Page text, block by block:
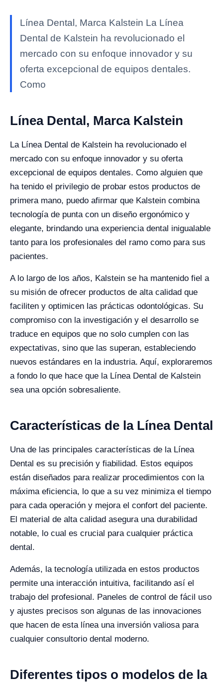
Línea Dental, Marca Kalstein La Línea
Dental de Kalstein ha revolucionado el
mercado con su enfoque innovador y su
oferta excepcional de equipos dentales.
Como
Línea Dental, Marca Kalstein
La Línea Dental de Kalstein ha revolucionado el
mercado con su enfoque innovador y su oferta
excepcional de equipos dentales. Como alguien que
ha tenido el privilegio de probar estos productos de
primera mano, puedo afirmar que Kalstein combina
tecnología de punta con un diseño ergonómico y
elegante, brindando una experiencia dental inigualable
tanto para los profesionales del ramo como para sus
pacientes.
A lo largo de los años, Kalstein se ha mantenido fiel a
su misión de ofrecer productos de alta calidad que
faciliten y optimicen las prácticas odontológicas. Su
compromiso con la investigación y el desarrollo se
traduce en equipos que no solo cumplen con las
expectativas, sino que las superan, estableciendo
nuevos estándares en la industria. Aquí, exploraremos
a fondo lo que hace que la Línea Dental de Kalstein
sea una opción sobresaliente.
Características de la Línea Dental
Una de las principales características de la Línea
Dental es su precisión y fiabilidad. Estos equipos
están diseñados para realizar procedimientos con la
máxima eficiencia, lo que a su vez minimiza el tiempo
para cada operación y mejora el confort del paciente.
El material de alta calidad asegura una durabilidad
notable, lo cual es crucial para cualquier práctica
dental.
Además, la tecnología utilizada en estos productos
permite una interacción intuitiva, facilitando así el
trabajo del profesional. Paneles de control de fácil uso
y ajustes precisos son algunas de las innovaciones
que hacen de esta línea una inversión valiosa para
cualquier consultorio dental moderno.
Diferentes tipos o modelos de la